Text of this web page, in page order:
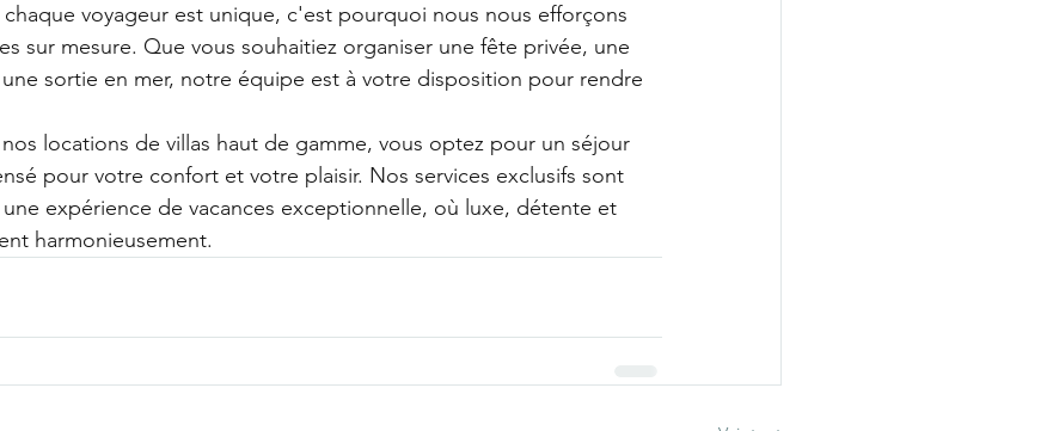
voyageur est unique, c'est pourquoi nous nous efforçons
sur mesure. Que vous souhaitiez organiser une fête privée, une
sortie en mer, notre équipe est à votre disposition pour rendre
locations de villas haut de gamme, vous optez pour un séjour
pour votre confort et votre plaisir. Nos services exclusifs sont
expérience de vacances exceptionnelle, où luxe, détente et
harmonieusement.